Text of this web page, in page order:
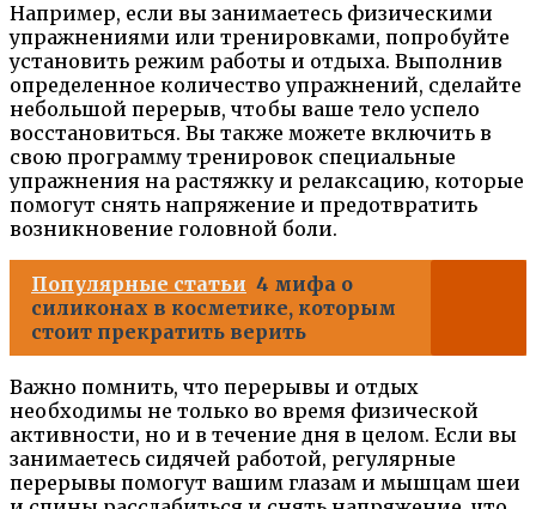
Например, если вы занимаетесь физическими
упражнениями или тренировками, попробуйте
установить режим работы и отдыха. Выполнив
определенное количество упражнений, сделайте
небольшой перерыв, чтобы ваше тело успело
восстановиться. Вы также можете включить в
свою программу тренировок специальные
упражнения на растяжку и релаксацию, которые
помогут снять напряжение и предотвратить
возникновение головной боли.
Популярные статьи 4 мифа о
силиконах в косметике, которым
стоит прекратить верить
Важно помнить, что перерывы и отдых
необходимы не только во время физической
активности, но и в течение дня в целом. Если вы
занимаетесь сидячей работой, регулярные
перерывы помогут вашим глазам и мышцам шеи